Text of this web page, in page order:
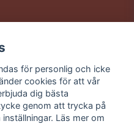
levererar:
Snabba leveranser
Trygga köp
Fri frakt över 499:-
Trevlig kundtjänst
för personlig och icke
cookies för att vår
dig bästa
genom att trycka på
Läs mer om